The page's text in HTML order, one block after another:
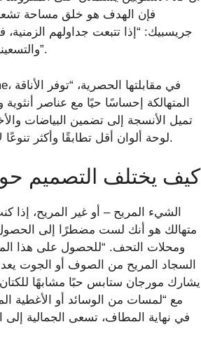
فإن الهدف هو خلق مساحة تشعر
جريسبيك: “إذا تتبعت جداولهم
والتسعينيات، في حين أن الكوتاج كور هو اتجاه أكثر حداثة ظهر في أواخر عام 2010”.
المتهالكة إحساسًا حيًا مع عناصر
تميل الأنسجة إلى تضمين البياضات
ذلك، يستخدم Cottagecore لوحة ألوان أقل تطابقًا وأكثر تنوعًا لإنشاء جمالية انتقائية تبدو مجمعة بمرور الوقت.
كيف يختلف التصميم
الشيء المريح – أو غير المريح، إذا
متهالك هو أنك لست مضطرًا إلى
ومحلات التحف. “للحصول على هذا
السجاد المريح من الصوف أو الجوت
مع “لمسات من الوسائد أو الأغطية